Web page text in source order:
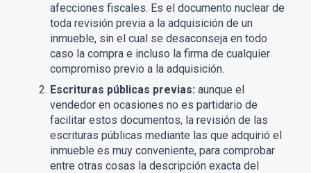
afecciones fiscales. Es el documento nuclear de
toda revisión previa a la adquisición de un
inmueble, sin el cual se desaconseja en todo
caso la compra e incluso la firma de cualquier
compromiso previo a la adquisición.
Escrituras públicas previas: aunque el
vendedor en ocasiones no es partidario de
facilitar estos documentos, la revisión de las
escrituras públicas mediante las que adquirió el
inmueble es muy conveniente, para comprobar
entre otras cosas la descripción exacta del